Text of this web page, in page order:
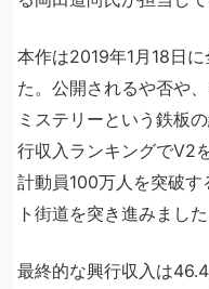
本作は2019年1月18日
た。公開されるや否や
ミステリーという鉄板
行収入ランキングでV2
計動員100万人を突破
ト街道を突き進みました
最終的な興行収入は